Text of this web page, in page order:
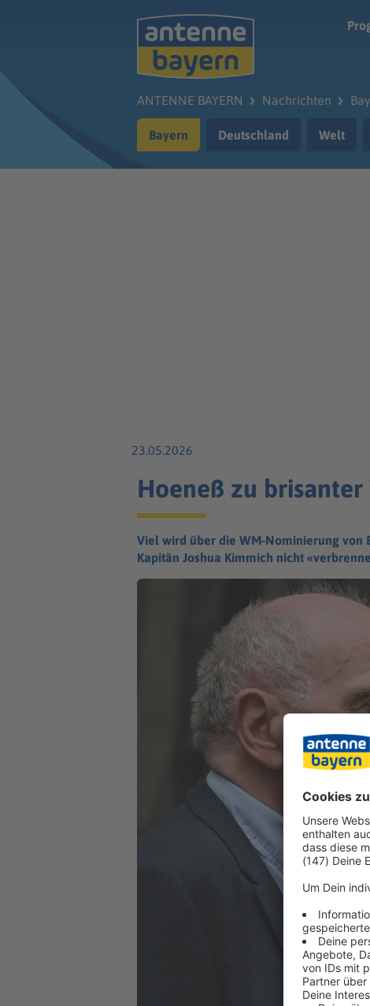
ANTENNE BAYERN Nachrichten
Bayern Deutschland Welt
23.05.2026
Hoeneß zu brisanter
Viel wird über die WM-Nominierung von
Kapitän Joshua Kimmich nicht